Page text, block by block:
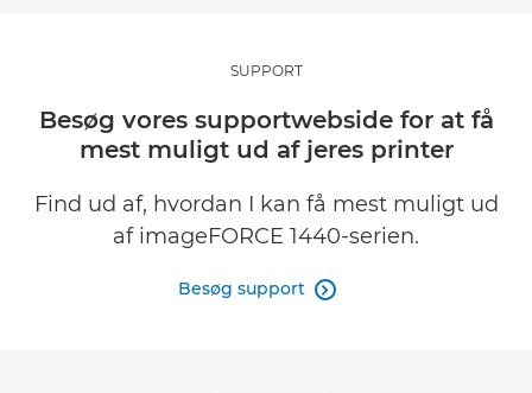
SUPPORT
Besøg vores supportwebside for at få
mest muligt ud af jeres printer
Find ud af, hvordan I kan få mest muligt ud
af imageFORCE 1440-serien.
Besøg support 